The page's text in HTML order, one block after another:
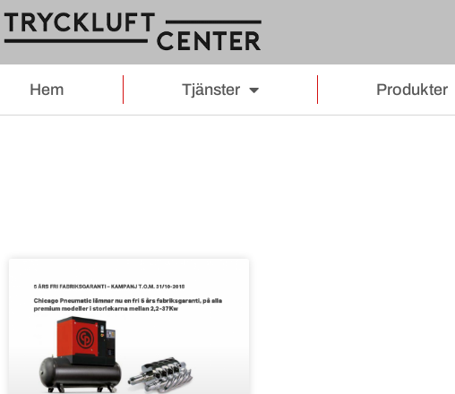
Hem Tjänster Produkter